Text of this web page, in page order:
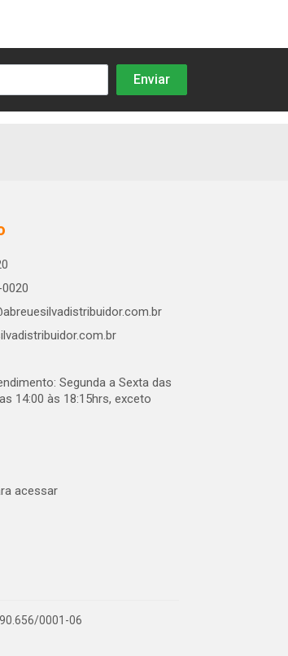
Segunda a Sexta das
14:00 às 18:15hrs, exceto
acessar
0001-06